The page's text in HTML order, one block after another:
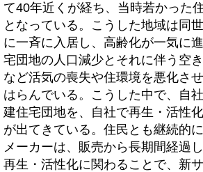
て40年近くが経ち、当時若かった
となっている。こうした地域は同
に一斉に入居し、高齢化が一気に
宅団地の人口減少とそれに伴う空
など活気の喪失や住環境を悪化さ
はらんでいる。こうした中で、自
建住宅団地を、自社で再生・活性
が出てきている。住民とも継続的
メーカーは、販売から長期間経過
再生・活性化に関わることで、新